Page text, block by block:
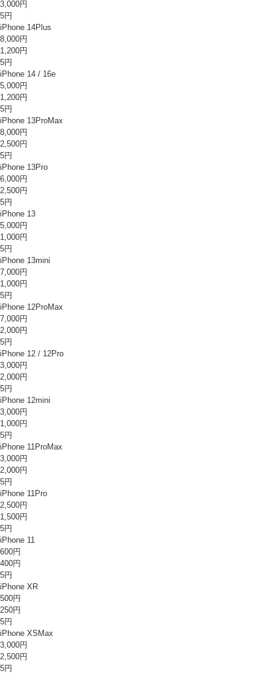
3,000円
5円
iPhone 14Plus
8,000円
1,200円
5円
iPhone 14 / 16e
5,000円
1,200円
5円
iPhone 13ProMax
8,000円
2,500円
5円
iPhone 13Pro
6,000円
2,500円
5円
iPhone 13
5,000円
1,000円
5円
iPhone 13mini
7,000円
1,000円
5円
iPhone 12ProMax
7,000円
2,000円
5円
iPhone 12 / 12Pro
3,000円
2,000円
5円
iPhone 12mini
3,000円
1,000円
5円
iPhone 11ProMax
3,000円
2,000円
5円
iPhone 11Pro
2,500円
1,500円
5円
iPhone 11
600円
400円
5円
iPhone XR
500円
250円
5円
iPhone XSMax
3,000円
2,500円
5円